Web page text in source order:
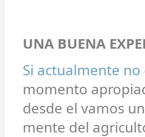
UNA BUENA
Si actualmente
momento
desde el vamos
mente del